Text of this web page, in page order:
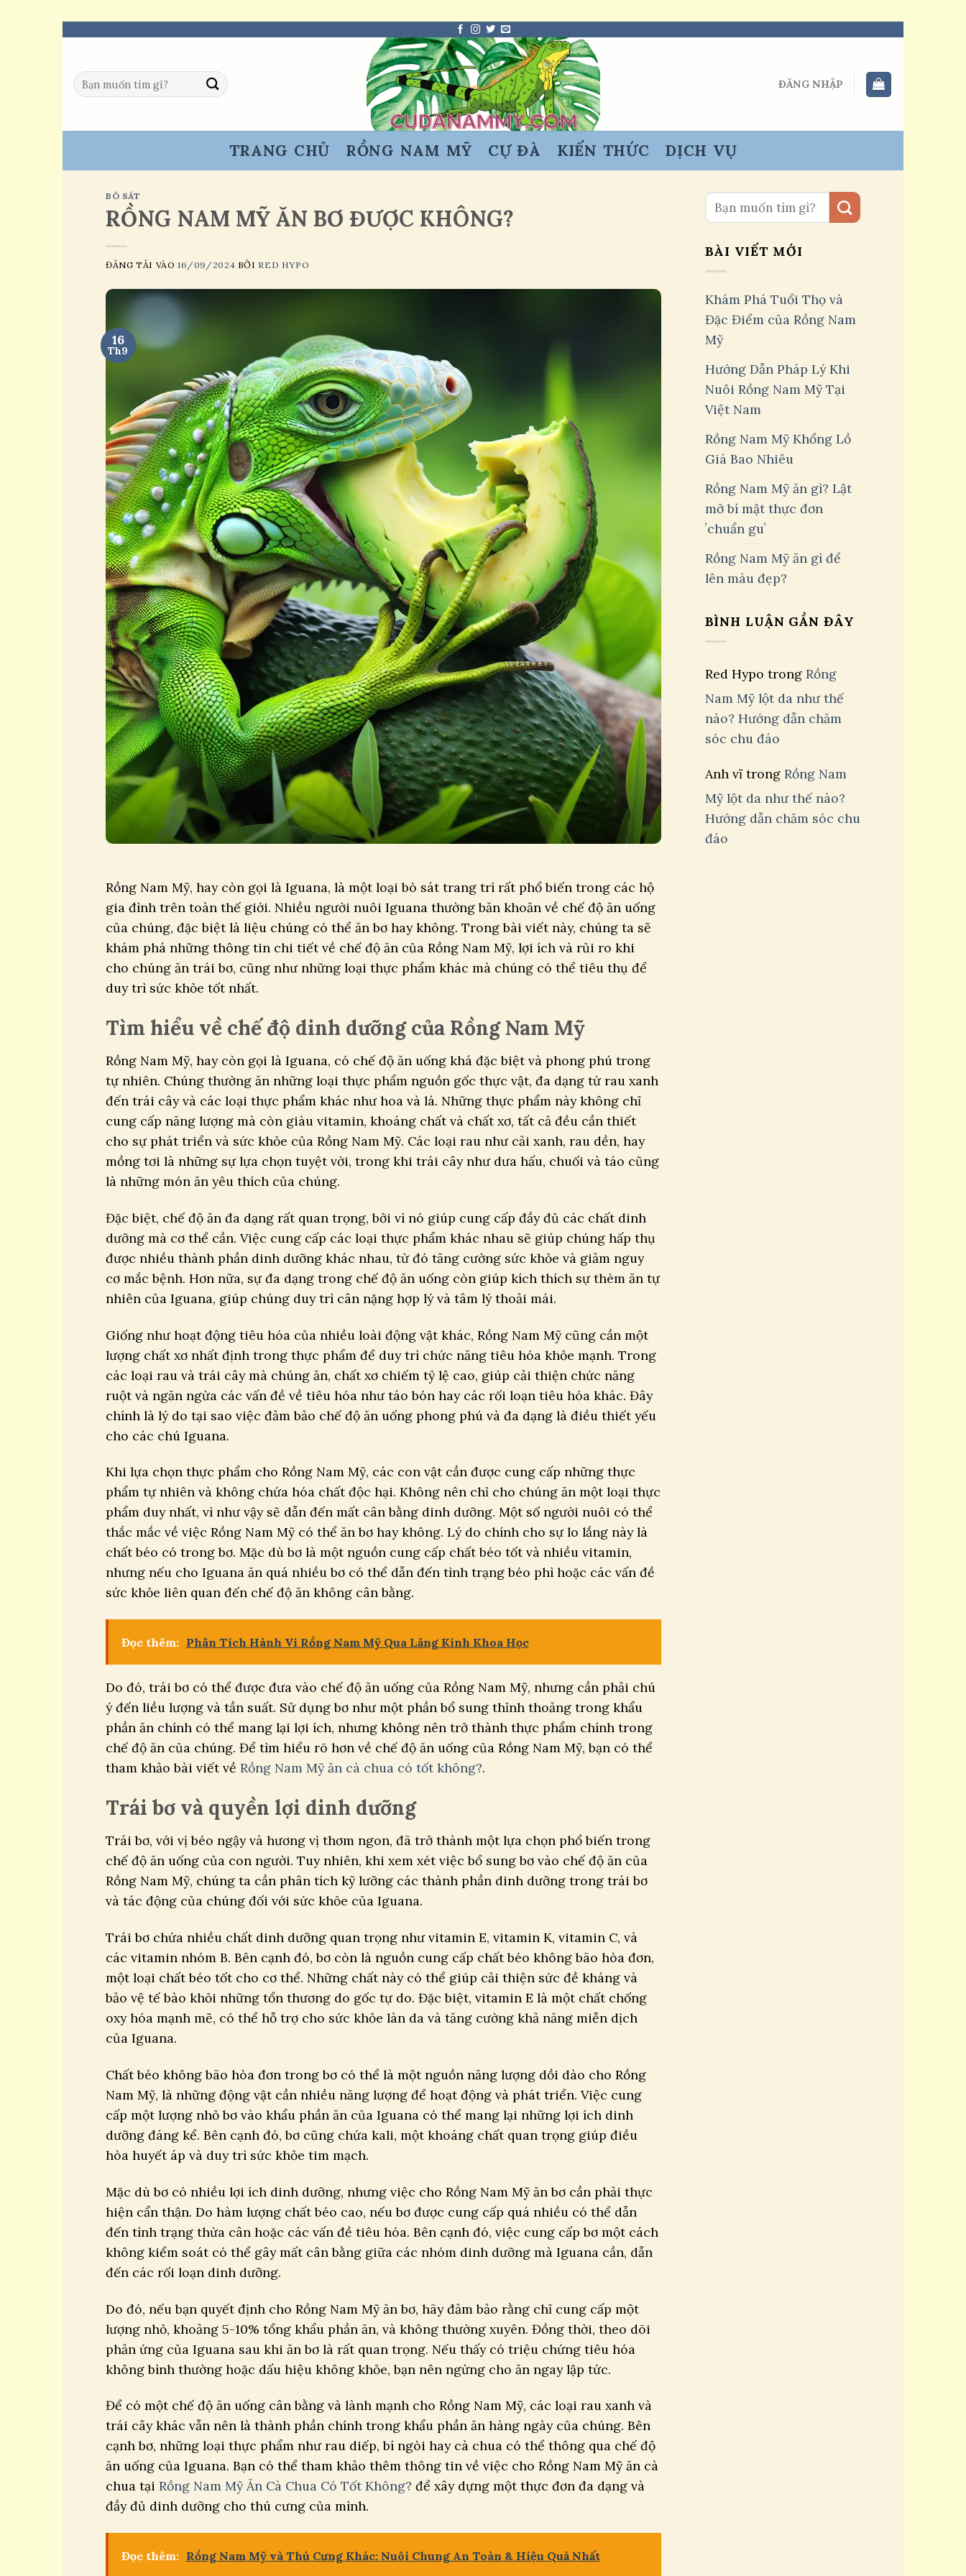
content
Tìm
kiếm:
ĐĂNG NHẬP
TRANG CHỦ RỒNG NAM MỸ CỰ ĐÀ KIẾN THỨC DỊCH VỤ
BÒ SÁT
RỒNG NAM MỸ ĂN BƠ ĐƯỢC KHÔNG?
ĐĂNG TẢI VÀO16/09/2024 BỞI RED HYPO
16
Th9
Rồng Nam Mỹ, hay còn gọi là Iguana, là một loại bò sát trang trí rất phổ biến trong các hộ
gia đình trên toàn thế giới. Nhiều người nuôi Iguana thường băn khoăn về chế độ ăn uống
của chúng, đặc biệt là liệu chúng có thể ăn bơ hay không. Trong bài viết này, chúng ta sẽ
khám phá những thông tin chi tiết về chế độ ăn của Rồng Nam Mỹ, lợi ích và rủi ro khi
cho chúng ăn trái bơ, cũng như những loại thực phẩm khác mà chúng có thể tiêu thụ để
duy trì sức khỏe tốt nhất.
Tìm hiểu về chế độ dinh dưỡng của Rồng Nam Mỹ
Rồng Nam Mỹ, hay còn gọi là Iguana, có chế độ ăn uống khá đặc biệt và phong phú trong
tự nhiên. Chúng thường ăn những loại thực phẩm nguồn gốc thực vật, đa dạng từ rau xanh
đến trái cây và các loại thực phẩm khác như hoa và lá. Những thực phẩm này không chỉ
cung cấp năng lượng mà còn giàu vitamin, khoáng chất và chất xơ, tất cả đều cần thiết
cho sự phát triển và sức khỏe của Rồng Nam Mỹ. Các loại rau như cải xanh, rau dền, hay
mồng tơi là những sự lựa chọn tuyệt vời, trong khi trái cây như dưa hấu, chuối và táo cũng
là những món ăn yêu thích của chúng.
Đặc biệt, chế độ ăn đa dạng rất quan trọng, bởi vì nó giúp cung cấp đầy đủ các chất dinh
dưỡng mà cơ thể cần. Việc cung cấp các loại thực phẩm khác nhau sẽ giúp chúng hấp thụ
được nhiều thành phần dinh dưỡng khác nhau, từ đó tăng cường sức khỏe và giảm nguy
cơ mắc bệnh. Hơn nữa, sự đa dạng trong chế độ ăn uống còn giúp kích thích sự thèm ăn tự
nhiên của Iguana, giúp chúng duy trì cân nặng hợp lý và tâm lý thoải mái.
Giống như hoạt động tiêu hóa của nhiều loài động vật khác, Rồng Nam Mỹ cũng cần một
lượng chất xơ nhất định trong thực phẩm để duy trì chức năng tiêu hóa khỏe mạnh. Trong
các loại rau và trái cây mà chúng ăn, chất xơ chiếm tỷ lệ cao, giúp cải thiện chức năng
ruột và ngăn ngừa các vấn đề về tiêu hóa như táo bón hay các rối loạn tiêu hóa khác. Đây
chính là lý do tại sao việc đảm bảo chế độ ăn uống phong phú và đa dạng là điều thiết yếu
cho các chú Iguana.
Khi lựa chọn thực phẩm cho Rồng Nam Mỹ, các con vật cần được cung cấp những thực
phẩm tự nhiên và không chứa hóa chất độc hại. Không nên chỉ cho chúng ăn một loại thực
phẩm duy nhất, vì như vậy sẽ dẫn đến mất cân bằng dinh dưỡng. Một số người nuôi có thể
thắc mắc về việc Rồng Nam Mỹ có thể ăn bơ hay không. Lý do chính cho sự lo lắng này là
chất béo có trong bơ. Mặc dù bơ là một nguồn cung cấp chất béo tốt và nhiều vitamin,
nhưng nếu cho Iguana ăn quá nhiều bơ có thể dẫn đến tình trạng béo phì hoặc các vấn đề
sức khỏe liên quan đến chế độ ăn không cân bằng.
Đọc thêm: Phân Tích Hành Vi Rồng Nam Mỹ Qua Lăng Kính Khoa Học
Do đó, trái bơ có thể được đưa vào chế độ ăn uống của Rồng Nam Mỹ, nhưng cần phải chú
ý đến liều lượng và tần suất. Sử dụng bơ như một phần bổ sung thỉnh thoảng trong khẩu
phần ăn chính có thể mang lại lợi ích, nhưng không nên trở thành thực phẩm chính trong
chế độ ăn của chúng. Để tìm hiểu rõ hơn về chế độ ăn uống của Rồng Nam Mỹ, bạn có thể
tham khảo bài viết về Rồng Nam Mỹ ăn cà chua có tốt không?.
Trái bơ và quyền lợi dinh dưỡng
Trái bơ, với vị béo ngậy và hương vị thơm ngon, đã trở thành một lựa chọn phổ biến trong
chế độ ăn uống của con người. Tuy nhiên, khi xem xét việc bổ sung bơ vào chế độ ăn của
Rồng Nam Mỹ, chúng ta cần phân tích kỹ lưỡng các thành phần dinh dưỡng trong trái bơ
và tác động của chúng đối với sức khỏe của Iguana.
Trái bơ chứa nhiều chất dinh dưỡng quan trọng như vitamin E, vitamin K, vitamin C, và
các vitamin nhóm B. Bên cạnh đó, bơ còn là nguồn cung cấp chất béo không bão hòa đơn,
một loại chất béo tốt cho cơ thể. Những chất này có thể giúp cải thiện sức đề kháng và
bảo vệ tế bào khỏi những tổn thương do gốc tự do. Đặc biệt, vitamin E là một chất chống
oxy hóa mạnh mẽ, có thể hỗ trợ cho sức khỏe làn da và tăng cường khả năng miễn dịch
của Iguana.
Chất béo không bão hòa đơn trong bơ có thể là một nguồn năng lượng dồi dào cho Rồng
Nam Mỹ, là những động vật cần nhiều năng lượng để hoạt động và phát triển. Việc cung
cấp một lượng nhỏ bơ vào khẩu phần ăn của Iguana có thể mang lại những lợi ích dinh
dưỡng đáng kể. Bên cạnh đó, bơ cũng chứa kali, một khoáng chất quan trọng giúp điều
hòa huyết áp và duy trì sức khỏe tim mạch.
Mặc dù bơ có nhiều lợi ích dinh dưỡng, nhưng việc cho Rồng Nam Mỹ ăn bơ cần phải thực
hiện cẩn thận. Do hàm lượng chất béo cao, nếu bơ được cung cấp quá nhiều có thể dẫn
đến tình trạng thừa cân hoặc các vấn đề tiêu hóa. Bên cạnh đó, việc cung cấp bơ một cách
không kiểm soát có thể gây mất cân bằng giữa các nhóm dinh dưỡng mà Iguana cần, dẫn
đến các rối loạn dinh dưỡng.
Do đó, nếu bạn quyết định cho Rồng Nam Mỹ ăn bơ, hãy đảm bảo rằng chỉ cung cấp một
lượng nhỏ, khoảng 5-10% tổng khẩu phần ăn, và không thường xuyên. Đồng thời, theo dõi
phản ứng của Iguana sau khi ăn bơ là rất quan trọng. Nếu thấy có triệu chứng tiêu hóa
không bình thường hoặc dấu hiệu không khỏe, bạn nên ngừng cho ăn ngay lập tức.
Để có một chế độ ăn uống cân bằng và lành mạnh cho Rồng Nam Mỹ, các loại rau xanh và
trái cây khác vẫn nên là thành phần chính trong khẩu phần ăn hàng ngày của chúng. Bên
cạnh bơ, những loại thực phẩm như rau diếp, bí ngòi hay cà chua có thể thông qua chế độ
ăn uống của Iguana. Bạn có thể tham khảo thêm thông tin về việc cho Rồng Nam Mỹ ăn cà
chua tại Rồng Nam Mỹ Ăn Cà Chua Có Tốt Không? để xây dựng một thực đơn đa dạng và
đầy đủ dinh dưỡng cho thú cưng của mình.
Đọc thêm: Rồng Nam Mỹ và Thú Cưng Khác: Nuôi Chung An Toàn & Hiệu Quả Nhất
BÀI VIẾT MỚI
Khám Phá Tuổi Thọ và
Đặc Điểm của Rồng Nam
Mỹ
Hướng Dẫn Pháp Lý Khi
Nuôi Rồng Nam Mỹ Tại
Việt Nam
Rồng Nam Mỹ Khổng Lồ
Giá Bao Nhiêu
Rồng Nam Mỹ ăn gì? Lật
mở bí mật thực đơn
ʼchuẩn guʼ
Rồng Nam Mỹ ăn gì để
lên màu đẹp?
BÌNH LUẬN GẦN ĐÂY
Red Hypo trong Rồng
Nam Mỹ lột da như thế
nào? Hướng dẫn chăm
sóc chu đáo
Anh vĩtrong Rồng Nam
Mỹ lột da như thế nào?
Hướng dẫn chăm sóc chu
đáo